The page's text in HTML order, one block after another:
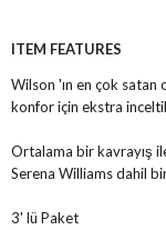
ITEM FEATURES
Wilson 'ın en çok
konfor için ekstra
Ortalama bir kavrayış
Serena Williams dahil
3' lü Paket